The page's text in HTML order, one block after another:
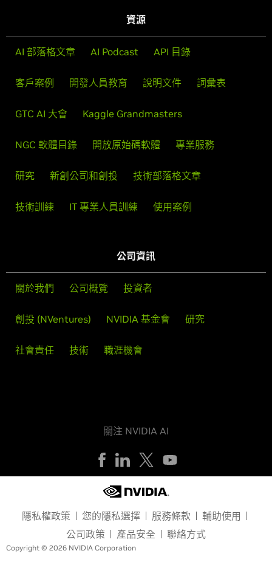
資源
AI 部落格文章 AI Podcast API 目錄
客戶案例 開發人員教育 說明文件 詞彙表
GTC AI 大會 Kaggle Grandmasters
NGC 軟體目錄 開放原始碼軟體 專業服務
研究 新創公司和創投 技術部落格文章
技術訓練 IT 專業人員訓練 使用案例
公司資訊
關於我們 公司概覽 投資者
創投 (NVentures) NVIDIA 基金會 研究
社會責任 技術 職涯機會
關注 NVIDIA AI
隱私權政策 您的隱私選擇 服務條款
輔助使用
公司政策
產品安全 聯絡方式
Copyright © 2026 NVIDIA Corporation